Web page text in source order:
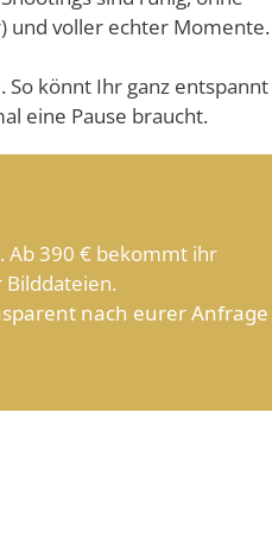
und voller echter Momente.
So könnt Ihr ganz entspannt
eine Pause braucht.
Ab 390 € bekommt ihr
Bilddateien.
nach eurer Anfrage